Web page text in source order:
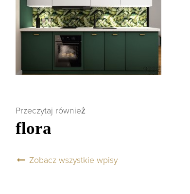
Przeczytaj również
flora
Zobacz wszystkie wpisy